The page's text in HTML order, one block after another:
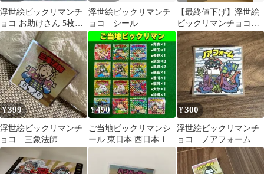
浮世絵ビックリマンチ
ョコ お助けさん 5枚セ
ット
浮世絵ビックリマンチ
ョコ シール
【最終値下げ】浮世絵
ビックリマンチョコシ
ール未開封2ボックスと
ファイル付き
¥399
浮世絵ビックリマンチ
ョコ 三象法師
¥490
ご当地ビックリマンシ
ール 東日本 西日本 13
枚セット まとめ売り ロ
¥300
浮世絵ビックリマンチ
ョコ ノアフォーム